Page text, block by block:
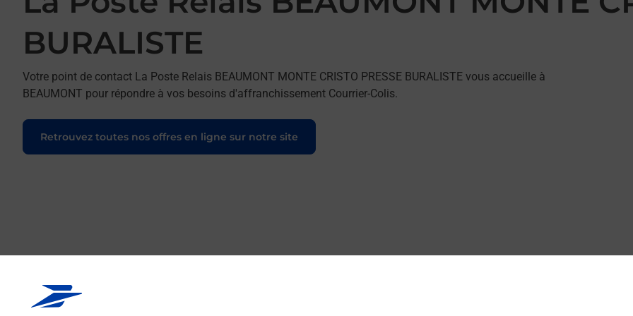
BURALISTE
Votre point de contact La Poste Relais BEAUMONT MONTE CRISTO PRESSE BURALISTE vous accueille à
BEAUMONT pour répondre à vos besoins d'affranchissement Courrier-Colis.
Retrouvez toutes nos offres en ligne sur notre site